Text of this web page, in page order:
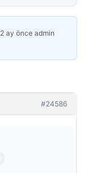
2 ay önce admin
#24586